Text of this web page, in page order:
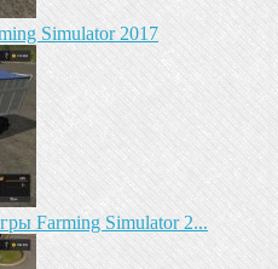
Simulator 2017
Farming Simulator 2...